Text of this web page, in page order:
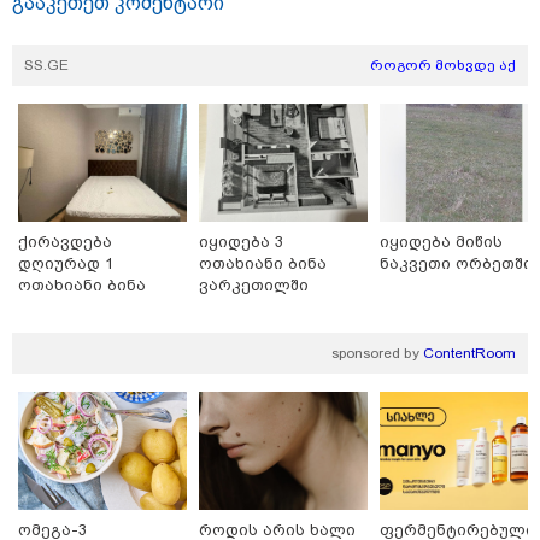
თბილისი - ჰერაკლიონი 1540.90
ლარიდან
თბილისი - ბუდაპეშტი 942.70
ლარიდან
თბილისი - რომი 1364.80 ლარიდან
SS.GE როგორ მოხვდე აქ
ქირავდება
დღიურად 1
ოთახიანი ბინა
იყიდება 3
ოთახიანი ბინა
ვარკეთილში
იყიდება მიწის
ნაკვეთი ორბეთში
sponsored by ContentRoom
ომეგა-3
როდის არის ხალი
ფერმენტირებული